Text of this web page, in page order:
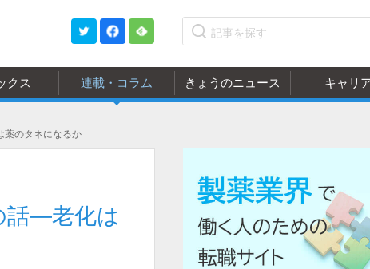
クス 連載・コラム きょうのニュース キャリ
薬のタネになるか
話―老化は